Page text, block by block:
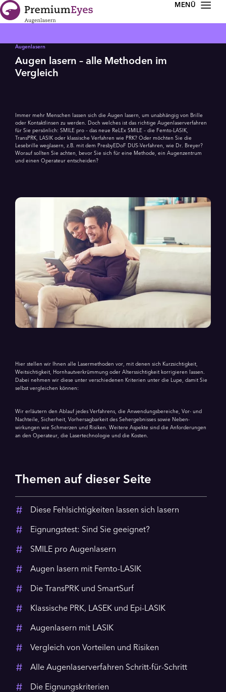
Zur Navigation springen
Zum Inhalt springen
Augenlasern
Augen lasern – alle Methoden im
Vergleich
Immer mehr Menschen lassen sich die Augen lasern, um unabhängig von Brille
oder Kontaktlinsen zu werden. Doch welches ist das richtige Augen­laserverfahren
für Sie persönlich: SMILE pro – das neue ReLEx SMILE – die Femto-LASIK,
TransPRK, LASIK oder klassische Verfahren wie PRK? Oder möchten Sie die
Lesebrille weglasern, z.B. mit dem PresbyEDoF DUS-Verfahren, wie Dr. Breyer?
Worauf sollten Sie achten, bevor Sie sich für eine Methode, ein Augenzentrum
und einen Operateur entscheiden?
Hier stellen wir Ihnen alle Lasermethoden vor, mit denen sich Kurzsichtigkeit,
Weitsichtigkeit, Hornhautverkrümmung oder Alterssichtigkeit korrigieren lassen.
Dabei nehmen wir diese unter verschiedenen Kriterien unter die Lupe, damit Sie
selbst vergleichen können:
Wir erläutern den Ablauf jedes Verfahrens, die Anwendungsbereiche, Vor- und
Nachteile, Sicherheit, Vorher­sag­­bar­keit des Seh­ergeb­nisses sowie Neben­­­
wirkungen wie Schmerzen und Risiken. Weitere Aspekte sind die Anfor­derungen
an den Operateur, die Lasertechnologie und die Kosten.
Themen auf dieser Seite
Diese Fehlsichtigkeiten lassen sich lasern
Eignungstest: Sind Sie geeignet?
SMILE pro Augenlasern
Augen lasern mit Femto-LASIK
Die TransPRK und SmartSurf
Klassische PRK, LASEK und Epi-LASIK
Augenlasern mit LASIK
Vergleich von Vorteilen und Risiken
Alle Augenlaserverfahren Schritt-für-Schritt
Die Eignungskriterien